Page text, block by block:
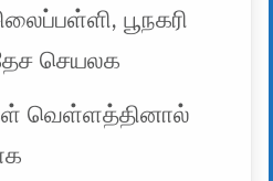
பூநகரி
செயலக
வெள்ளத்தினால்